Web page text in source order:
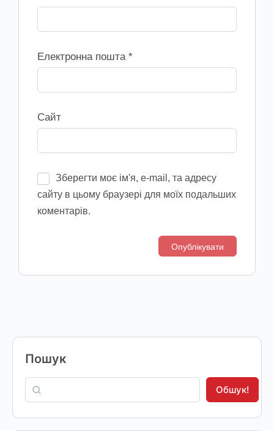
Електронна пошта *
Сайт
Зберегти моє ім'я, e-mail, та адресу
сайту в цьому браузері для моїх подальших
коментарів.
Пошук
Обшук!